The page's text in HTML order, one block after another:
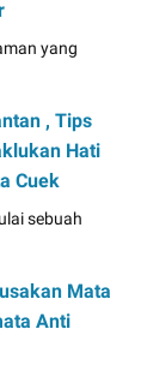
yang
, Tips
Hati
Cuek
sebuah
Mata
Anti